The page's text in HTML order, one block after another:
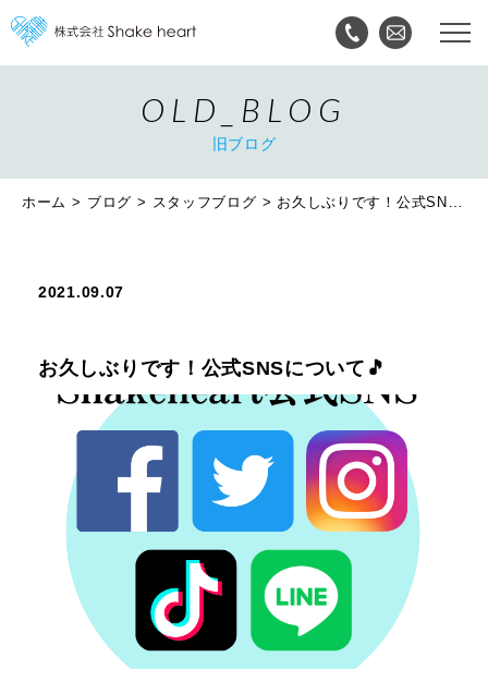
OLD_BLOG
旧ブログ
ホーム ブログ スタッフブログ お久しぶりです！公式SNSについて🎵
2021.09.07
お久しぶりです！公式SNSについて🎵